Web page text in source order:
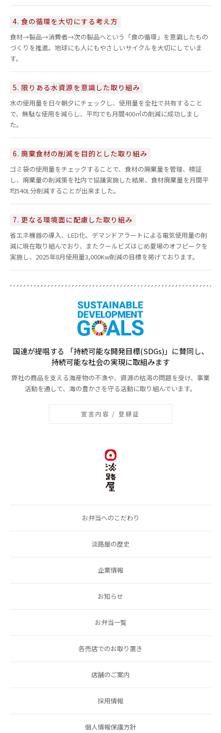
4. 食の循環を大切にする考え方
食材→製品→消費者→次の製品へという「食の循環」を意識したもの
づくりを推進。地球にも人にもやさしいサイクルを大切にしていま
す。
5. 限りある水資源を意識した取り組み
水の使用量を日々朝夕にチェックし、使用量を全社で共有すること
で、無駄な使用を減らし、平均でも月間400㎥の削減に成功しまし
た。
6. 廃棄食材の削減を目的とした取り組み
ゴミ袋の使用量をチェックすることで、食材の廃棄量を管理、検証
し、廃棄量の削減策を社内で協議実施した結果、食材廃棄量を月間平
均540L分削減することが出来ました。
7. 更なる環境面に配慮した取り組み
省エネ機器の導入、LED化、デマンドアラートによる電気使用量の削
減に現在取り組んでおり、またクールビズはじめ夏場のオフピークを
実施し、2025年8月使用量3,000Kw削減の目標を掲げております。
国連が提唱する 「持続可能な開発目標(SDGs)」に賛同し、
持続可能な社会の実現に取組みます
弊社の商品を支える海産物の不漁や、資源の枯渇の問題を受け、事業
活動を通して、海の豊かさを守る活動に取り組んでいます。
宣言内容 / 登録証
お弁当へのこだわり
淡路屋の歴史
企業情報
お知らせ
お弁当一覧
各売店でのお取り置き
店舗のご案内
採用情報
個人情報保護方針